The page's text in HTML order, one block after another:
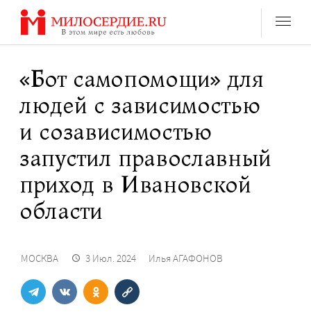
Перейти
содержанию
«Бот самопомощи» для
людей с зависимостью
и созависимостью
запустил православный
приход в Ивановской
области
МОСКВА 3 Июл. 2024 Илья АГАФОНОВ